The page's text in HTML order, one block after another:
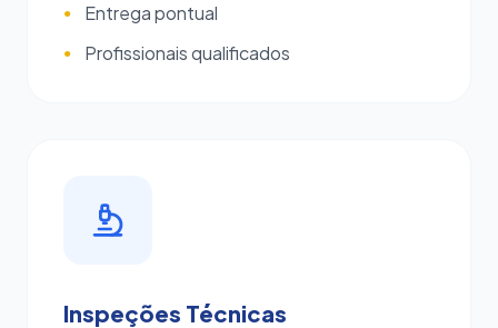
● Entrega pontual
● Profissionais qualificados
Inspeções Técnicas